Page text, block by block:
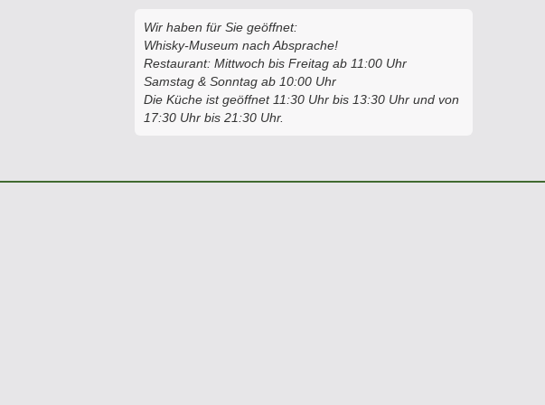
Wir haben für Sie geöffnet:
Whisky-Museum nach Absprache!
Restaurant: Mittwoch bis Freitag ab 11:00 Uhr
Samstag & Sonntag ab 10:00 Uhr
Die Küche ist geöffnet 11:30 Uhr bis 13:30 Uhr und von
17:30 Uhr bis 21:30 Uhr.